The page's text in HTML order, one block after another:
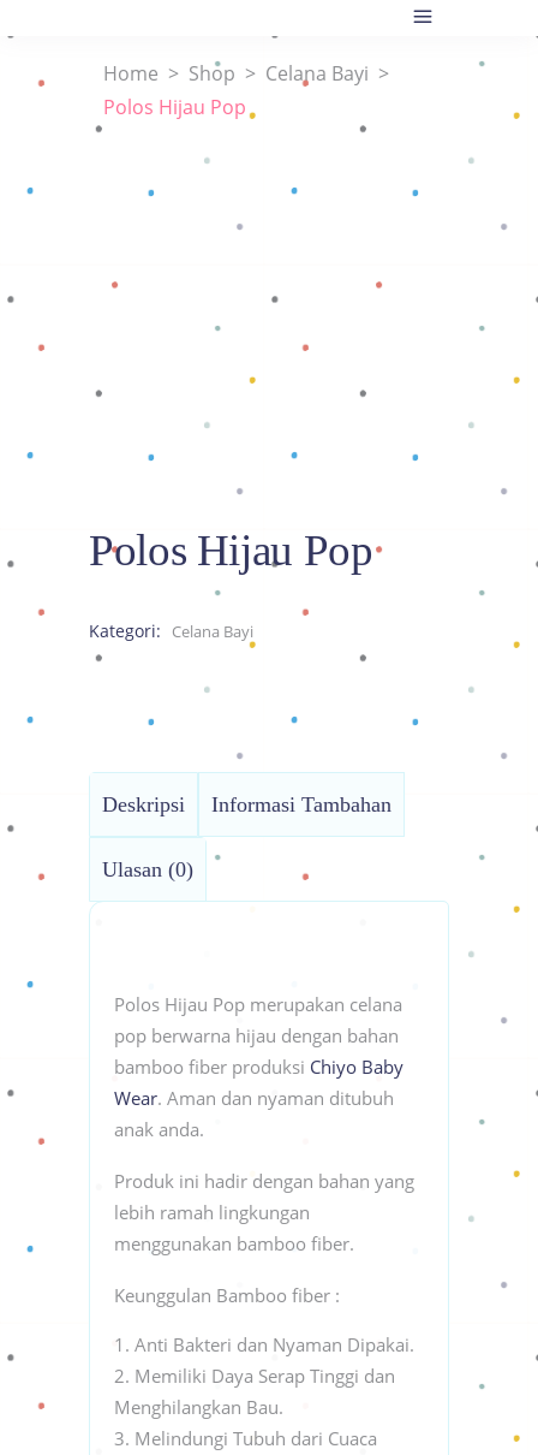
Home > Shop > Celana Bayi >
Polos Hijau Pop
Polos Hijau Pop
Kategori: Celana Bayi
Deskripsi Informasi Tambahan
Ulasan (0)
Polos Hijau Pop merupakan celana
pop berwarna hijau dengan bahan
bamboo fiber produksi Chiyo Baby
Wear. Aman dan nyaman ditubuh
anak anda.
Produk ini hadir dengan bahan yang
lebih ramah lingkungan
menggunakan bamboo fiber.
Keunggulan Bamboo fiber :
Anti Bakteri dan Nyaman Dipakai.
Memiliki Daya Serap Tinggi dan
Menghilangkan Bau.
Melindungi Tubuh dari Cuaca